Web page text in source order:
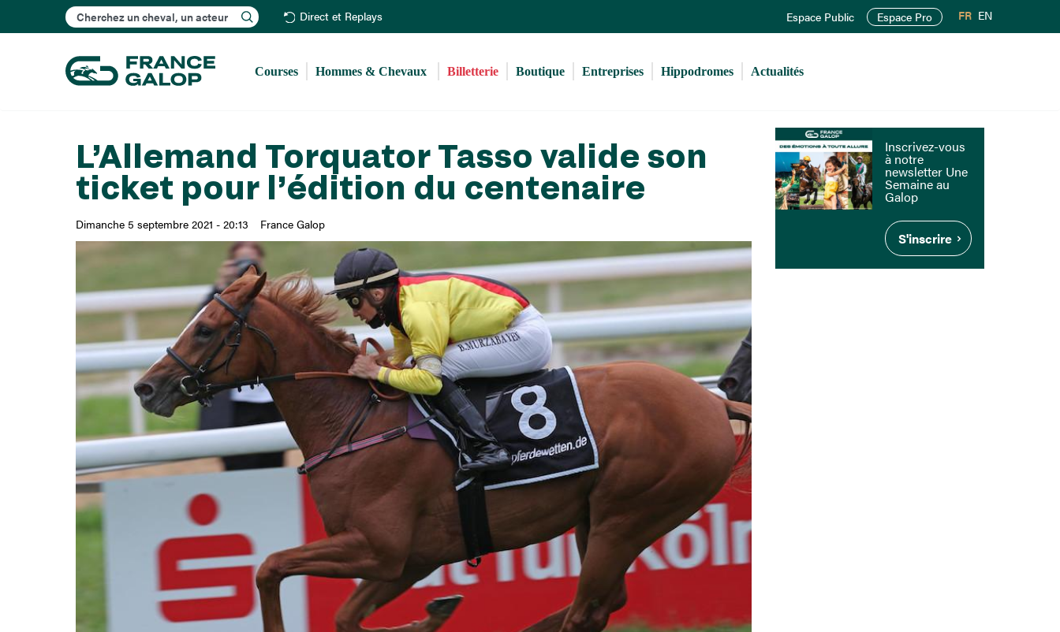
au
principal
Rechercher Direct et Replays Espace Public Espace Pro FR EN
Courses Hommes & Chevaux Billetterie Boutique Entreprises Hippodromes Actualités
L’Allemand Torquator Tasso valide son
ticket pour l’édition du centenaire
Dimanche 5 septembre 2021 - 20:13 France Galop
Inscrivez-vous
à notre
newsletter Une
Semaine au
Galop
S'inscrire